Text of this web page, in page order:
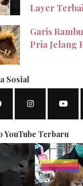
Layer
Garis
Pria Jelang
Sosial
YouTube Terbaru